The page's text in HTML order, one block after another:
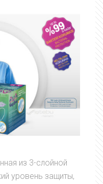
из 3-слойной
уровень защиты,